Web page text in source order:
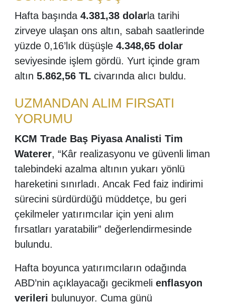
Hafta başında 4.381,38 dolarla tarihi
zirveye ulaşan ons altın, sabah saatlerinde
yüzde 0,16’lık düşüşle 4.348,65 dolar
seviyesinde işlem gördü. Yurt içinde gram
altın 5.862,56 TLcivarında alıcı buldu.
UZMANDAN ALIM FIRSATI
YORUMU
KCM Trade Baş Piyasa Analisti Tim
Waterer, “Kâr realizasyonu ve güvenli liman
talebindeki azalma altının yukarı yönlü
hareketini sınırladı. Ancak Fed faiz indirimi
sürecini sürdürdüğü müddetçe, bu geri
çekilmeler yatırımcılar için yeni alım
fırsatları yaratabilir” değerlendirmesinde
bulundu.
Hafta boyunca yatırımcıların odağında
ABD’nin açıklayacağı gecikmeli enflasyon
verileri bulunuyor. Cuma günü